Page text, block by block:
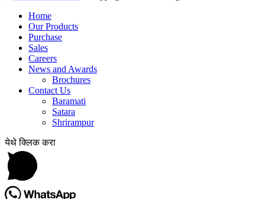
Home
Our Products
Purchase
Sales
Careers
News and Awards
Brochures
Contact Us
Baramati
Satara
Shrirampur
येथे क्लिक करा